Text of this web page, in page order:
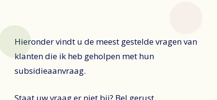
Hieronder vindt u de meest gestelde vragen van
klanten die ik heb geholpen met hun
subsidieaanvraag.
Staat uw vraag er niet bij? Bel gerust.